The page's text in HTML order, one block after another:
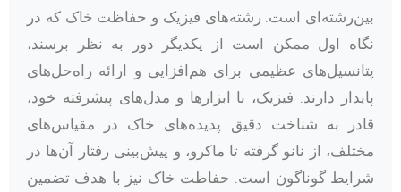
بین‌رشته‌ای است. رشته‌های فیزیک و حفاظت خاک که در
نگاه اول ممکن است از یکدیگر دور به نظر برسند،
پتانسیل‌های عظیمی برای هم‌افزایی و ارائه راه‌حل‌های
پایدار دارند. فیزیک، با ابزارها و مدل‌های پیشرفته خود،
قادر به شناخت دقیق پدیده‌های خاک در مقیاس‌های
مختلف، از نانو گرفته تا ماکرو، و پیش‌بینی رفتار آن‌ها در
شرایط گوناگون است. حفاظت خاک نیز با هدف تضمین